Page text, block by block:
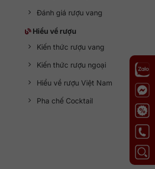
Đánh giá rượu vang
Hiểu về rượu
Kiến thức rượu vang
Kiến thức rượu ngoại
Hiểu về rượu Việt Nam
Pha chế Cocktail